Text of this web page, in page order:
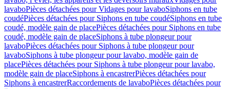
lavaboPièces détachées pour Vidages pour lavaboSiphons en tube
coudéPièces détachées pour Siphons en tube coudéSiphons en tube
coudé, modèle gain de placePièces détachées pour Siphons en tube
coudé, modèle gain de placeSiphons à tube plongeur pour
lavaboPièces détachées pour Siphons à tube plongeur pour
lavaboSiphons à tube plongeur pour lavabo, modèle gain de
placePièces détachées pour Siphons à tube plongeur pour lavabo,
modèle gain de placeSiphons à encastrerPièces détachées pour
Siphons à encastrerRaccordements de lavaboPièces détachées pour